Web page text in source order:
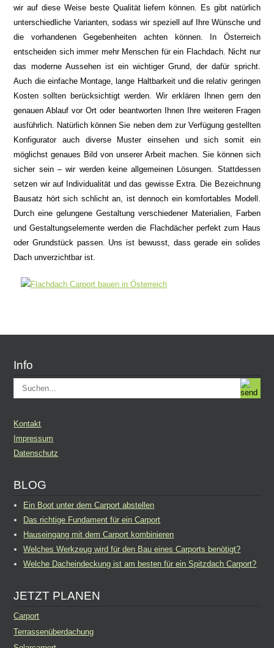
wir auf diese Weise beste Qualität liefern können. Es gibt natürlich
unterschiedliche Varianten, sodass wir speziell auf Ihre Wünsche und
die vorhandenen Gegebenheiten achten können. In Österreich
entscheiden sich immer mehr Menschen für ein Flachdach. Nicht nur
das moderne Aussehen ist ein wichtiger Grund, der dafür spricht.
Auch die einfache Montage, lange Haltbarkeit und die relativ geringen
Kosten sollten berücksichtigt werden. Wir erklären Ihnen gern den
genauen Ablauf vor Ort oder beantworten Ihnen Ihre weiteren Fragen
ausführlich. Natürlich können Sie neben dem zur Verfügung gestellten
Konfigurator auch diverse Muster einsehen und sich somit ein
möglichst genaues Bild von unserer Arbeit machen. Sie können sich
sicher sein – wir werden keine allgemeinen Lösungen. Stattdessen
setzen wir auf Individualität und das gewisse Extra. Die Bezeichnung
Bausatz hört sich schlicht an, ist dennoch ein komfortables Modell.
Durch eine gelungene Gestaltung verschiedener Materialien, Farben
und Gestaltungselemente werden die Flachdächer perfekt zum Haus
oder Grundstück passen. Uns ist bewusst, dass gerade ein solides
Dach unverzichtbar ist.
Info
Kontakt
Impressum
Datenschutz
BLOG
Ein Boot unter dem Carport abstellen
Das richtige Fundament für ein Carport
Hauseingang mit dem Carport kombinieren
Welches Werkzeug wird für den Bau eines Carports benötigt?
Welche Dacheindeckung ist am besten für ein Spitzdach Carport?
JETZT PLANEN
Carport
Terrassenüberdachung